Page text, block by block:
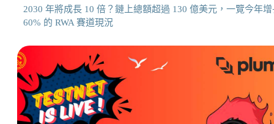
2030 年將成長 10 倍？鏈上總額超過 130 億美元，一覽今年增
60% 的 RWA 賽道現況